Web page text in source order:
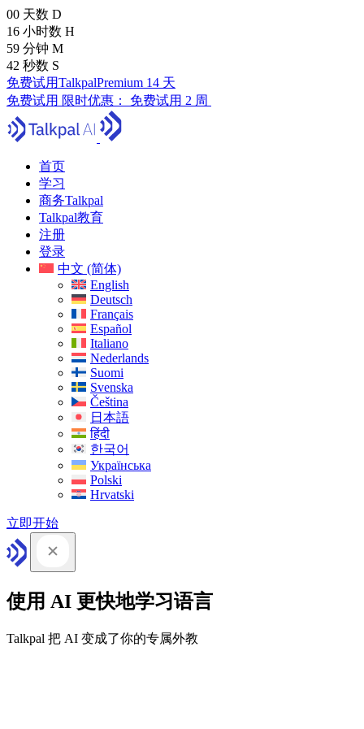
00 天数 D
16 小时数 H
59 分钟 M
41 秒数 S
免费试用TalkpalPremium 14 天
免费试用 限时优惠： 免费试用 2 周
首页
学习
商务Talkpal
Talkpal教育
注册
登录
中文 (简体)
English
Deutsch
Français
Español
Italiano
Nederlands
Suomi
Svenska
Čeština
日本語
हिंदी
한국어
Українська
Polski
Hrvatski
立即开始
使用 AI 更快地学习语言
Talkpal 把 AI 变成了你的专属外教